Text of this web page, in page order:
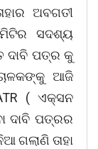
ଅବଗତୀ
ସଦଶ୍ୟ
ଦାବି ପତ୍ର କୁ
ଆଜି
( ଏକ୍ସନ
ଦାବି ପତ୍ରର
ଗଲାଣି ତାହା